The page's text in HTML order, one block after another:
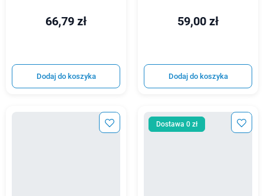
66,79 zł
Dodaj do koszyka
59,00 zł
Dodaj do koszyka
Dostawa 0 zł